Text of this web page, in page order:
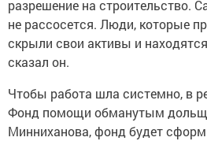
разрешение на строительство.
не рассосется. Люди, которые
скрыли свои активы и
сказал он.
Чтобы работа шла системно, в
Фонд помощи обманутым
Минниханова, фонд будет